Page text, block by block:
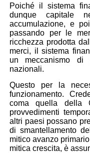
Poiché il sistema
dunque capitale
accumulazione, e
passando per le
ricchezza prodotta
merci, il sistema
un meccanismo di
nazionali.
Questo per la
funzionamento.
coma quella della
provvedimenti
altri paesi possano
dismantellamento
miticoavanzo primario
mitica crescita, è